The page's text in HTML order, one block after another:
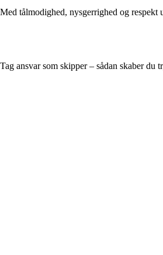
Med tålmodighed, nysgerrighed og
Tag ansvar som skipper – sådan skaber